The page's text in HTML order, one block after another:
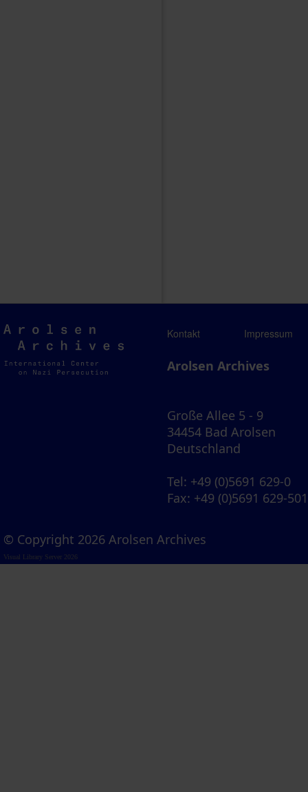
Arolsen
Archives
Kontakt Impressum
Arolsen Archives
Große Allee 5 - 9
34454 Bad Arolsen
Deutschland
Tel: +49 (0)5691 629-0
Fax: +49 (0)5691 629-501
© Copyright 2026 Arolsen Archives
Visual Library Server 2026